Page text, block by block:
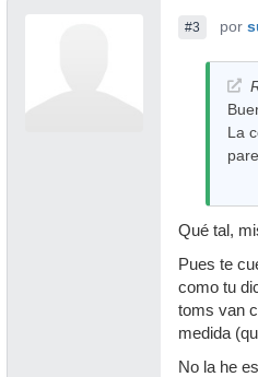
#3 por
La
Qué tal,
Pues te
como tu
toms van
medida
No la he